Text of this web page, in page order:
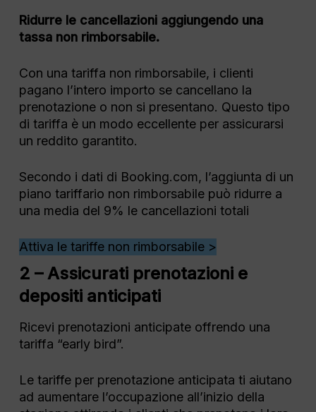
Ridurre le cancellazioni aggiungendo una
tassa non rimborsabile.
Con una tariffa non rimborsabile, i clienti
pagano l’intero importo se cancellano la
prenotazione o non si presentano. Questo tipo
di tariffa è un modo eccellente per assicurarsi
un reddito garantito.
Secondo i dati di Booking.com, l’aggiunta di un
piano tariffario non rimborsabile può ridurre a
una media del 9% le cancellazioni totali
Attiva le tariffe non rimborsabile >
2 – Assicurati prenotazioni e
depositi anticipati
Ricevi prenotazioni anticipate offrendo una
tariffa “early bird”.
Le tariffe per prenotazione anticipata ti aiutano
ad aumentare l’occupazione all’inizio della